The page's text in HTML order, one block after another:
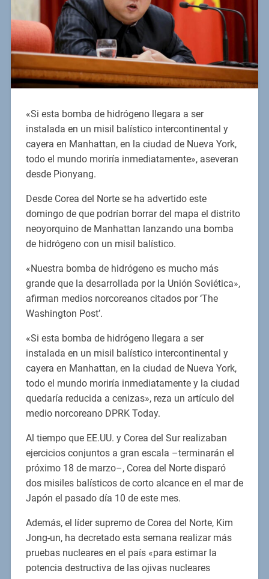
«Si esta bomba de hidrógeno llegara a ser
instalada en un misil balístico intercontinental y
cayera en Manhattan, en la ciudad de Nueva York,
todo el mundo moriría inmediatamente», aseveran
desde Pionyang.
Desde Corea del Norte se ha advertido este
domingo de que podrían borrar del mapa el distrito
neoyorquino de Manhattan lanzando una bomba
de hidrógeno con un misil balístico.
«Nuestra bomba de hidrógeno es mucho más
grande que la desarrollada por la Unión Soviética»,
afirman medios norcoreanos citados por ‘The
Washington Post’.
«Si esta bomba de hidrógeno llegara a ser
instalada en un misil balístico intercontinental y
cayera en Manhattan, en la ciudad de Nueva York,
todo el mundo moriría inmediatamente y la ciudad
quedaría reducida a cenizas», reza un artículo del
medio norcoreano DPRK Today.
Al tiempo que EE.UU. y Corea del Sur realizaban
ejercicios conjuntos a gran escala –terminarán el
próximo 18 de marzo–, Corea del Norte disparó
dos misiles balísticos de corto alcance en el mar de
Japón el pasado día 10 de este mes.
Además, el líder supremo de Corea del Norte, Kim
Jong-un, ha decretado esta semana realizar más
pruebas nucleares en el país «para estimar la
potencia destructiva de las ojivas nucleares